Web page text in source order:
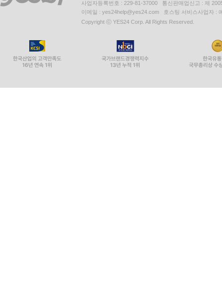
사업자등록번호 : 229-81-37000 통신판매업신고 : 제
이메일 : yes24help@yes24.com 호스팅 서비스사업자 :
Copyright ⓒ YES24 Corp. All Rights Reserved.